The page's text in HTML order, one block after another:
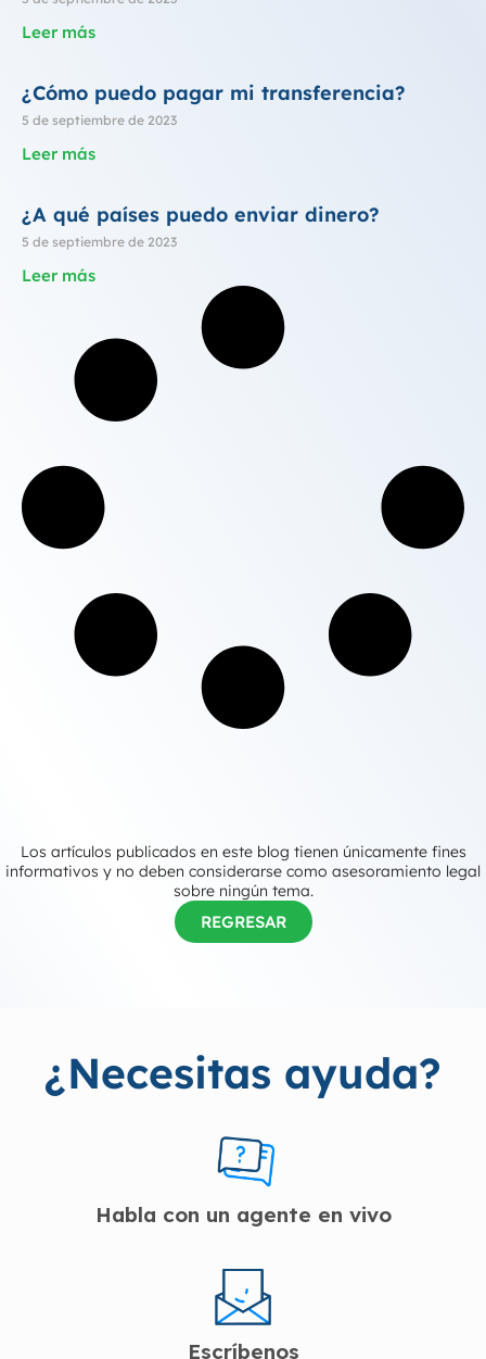
Leer más
¿Cómo puedo pagar mi transferencia?
5 de septiembre de 2023
Leer más
¿A qué países puedo enviar dinero?
5 de septiembre de 2023
Leer más
Los artículos publicados en este blog tienen únicamente fines
informativos y no deben considerarse como asesoramiento legal
sobre ningún tema.
REGRESAR
¿Necesitas ayuda?
Habla con un agente en vivo
Escríbenos